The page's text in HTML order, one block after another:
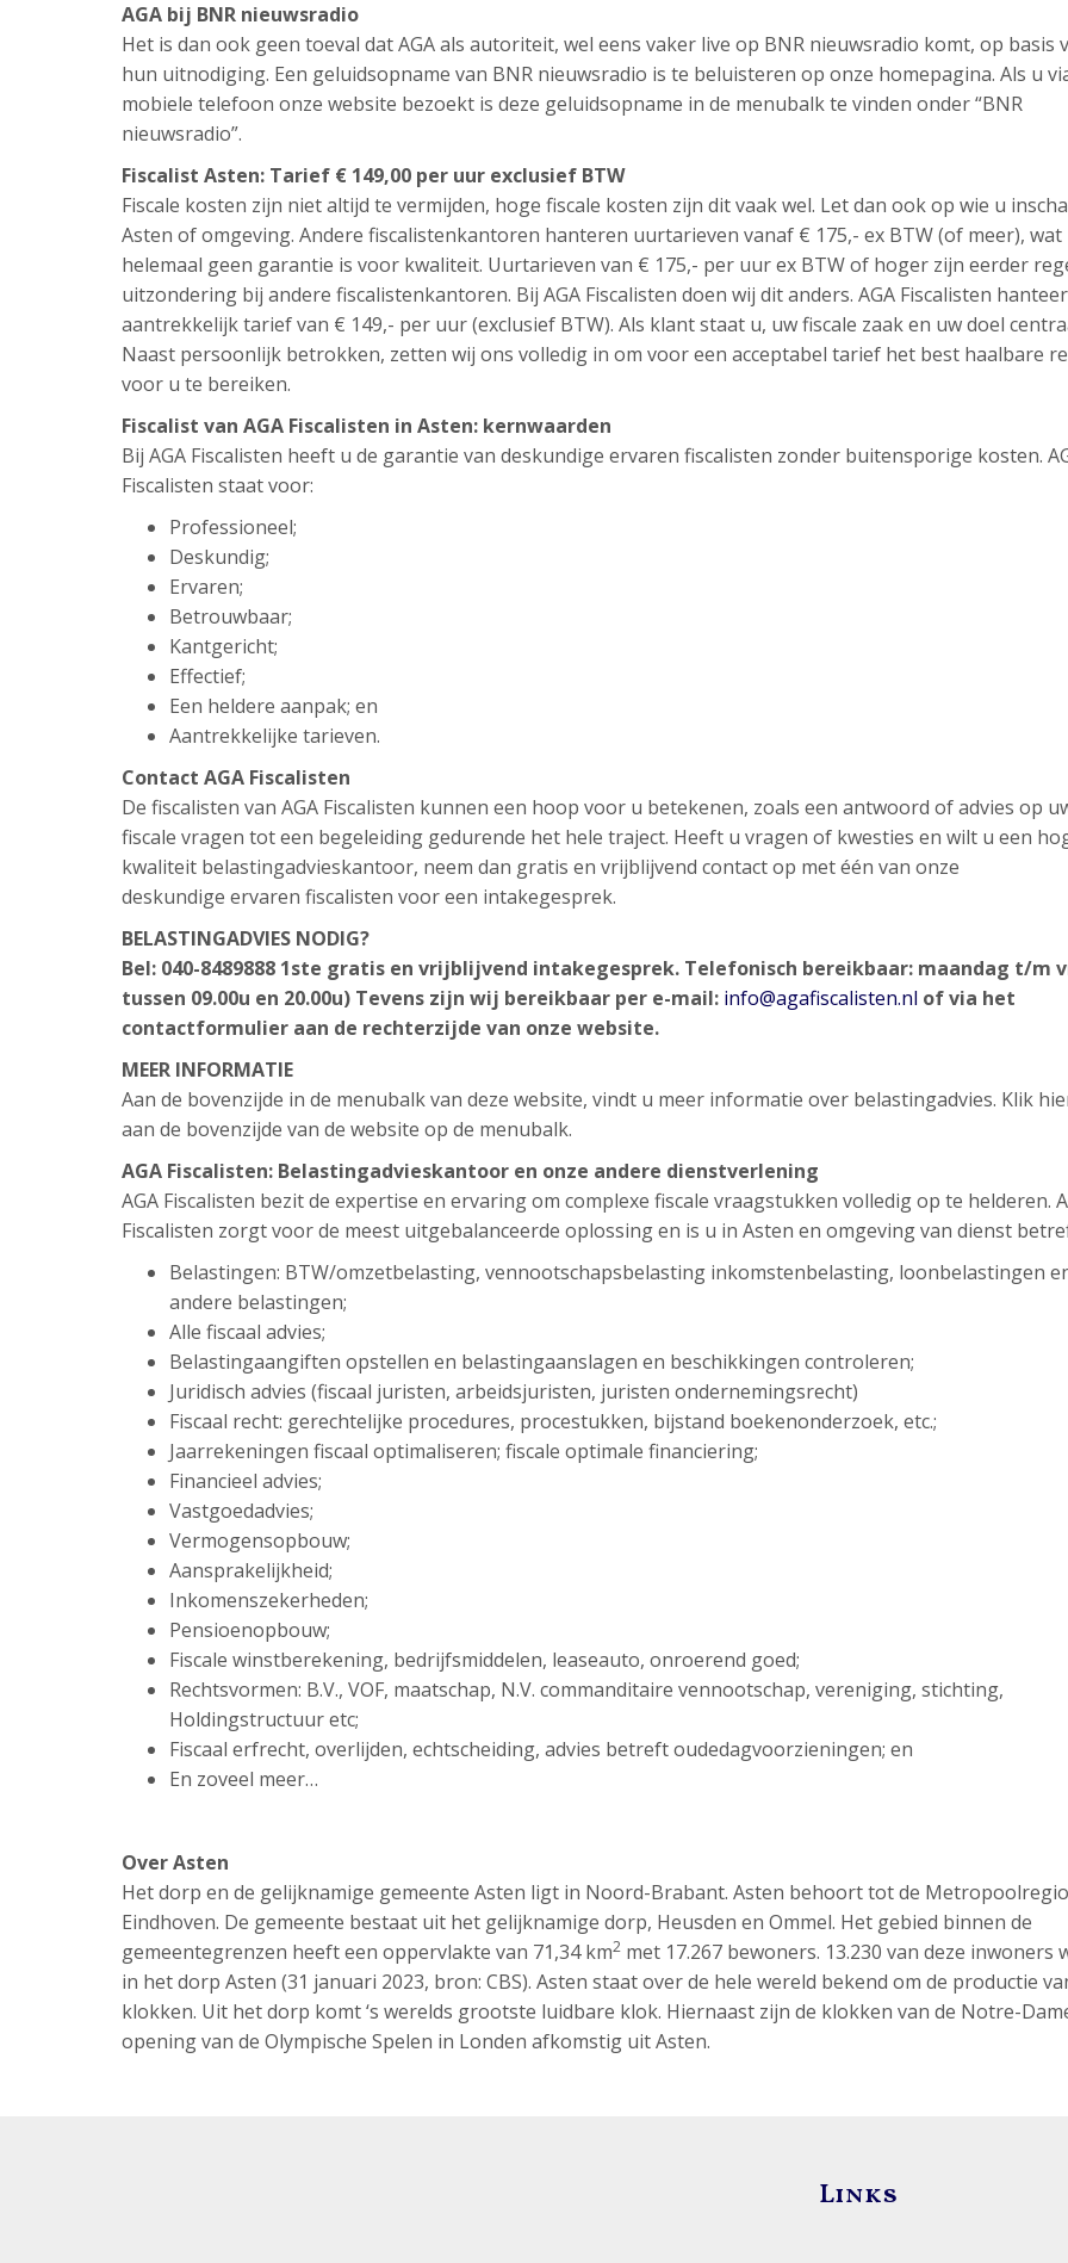
AGA bij BNR nieuwsradio
Het is dan ook geen toeval dat AGA als autoriteit, wel eens vaker live op BNR nieuwsradio komt, op basis
hun uitnodiging. Een geluidsopname van BNR nieuwsradio is te beluisteren op onze homepagina. Als u
mobiele telefoon onze website bezoekt is deze geluidsopname in de menubalk te vinden onder “BNR
nieuwsradio”.
Fiscalist Asten: Tarief € 149,00 per uur exclusief BTW
Fiscale kosten zijn niet altijd te vermijden, hoge fiscale kosten zijn dit vaak wel. Let dan ook op wie u
Asten of omgeving. Andere fiscalistenkantoren hanteren uurtarieven vanaf € 175,- ex BTW (of meer), wat
helemaal geen garantie is voor kwaliteit. Uurtarieven van € 175,- per uur ex BTW of hoger zijn eerder
uitzondering bij andere fiscalistenkantoren. Bij AGA Fiscalisten doen wij dit anders. AGA Fiscalisten
aantrekkelijk tarief van € 149,- per uur (exclusief BTW). Als klant staat u, uw fiscale zaak en uw doel
Naast persoonlijk betrokken, zetten wij ons volledig in om voor een acceptabel tarief het best haalbare
voor u te bereiken.
Fiscalist van AGA Fiscalisten in Asten: kernwaarden
Bij AGA Fiscalisten heeft u de garantie van deskundige ervaren fiscalisten zonder buitensporige kosten.
Fiscalisten staat voor:
Professioneel;
Deskundig;
Ervaren;
Betrouwbaar;
Kantgericht;
Effectief;
Een heldere aanpak; en
Aantrekkelijke tarieven.
Contact AGA Fiscalisten
De fiscalisten van AGA Fiscalisten kunnen een hoop voor u betekenen, zoals een antwoord of advies op
fiscale vragen tot een begeleiding gedurende het hele traject. Heeft u vragen of kwesties en wilt u een
kwaliteit belastingadvieskantoor, neem dan gratis en vrijblijvend contact op met één van onze
deskundige ervaren fiscalisten voor een intakegesprek.
BELASTINGADVIES NODIG?
Bel: 040-8489888 1ste gratis en vrijblijvend intakegesprek. Telefonisch bereikbaar: maandag t/m
tussen 09.00u en 20.00u) Tevens zijn wij bereikbaar per e-mail: info@agafiscalisten.nl of via het
contactformulier aan de rechterzijde van onze website.
MEER INFORMATIE
Aan de bovenzijde in de menubalk van deze website, vindt u meer informatie over belastingadvies. Klik
aan de bovenzijde van de website op de menubalk.
AGA Fiscalisten: Belastingadvieskantoor en onze andere dienstverlening
AGA Fiscalisten bezit de expertise en ervaring om complexe fiscale vraagstukken volledig op te helderen.
Fiscalisten zorgt voor de meest uitgebalanceerde oplossing en is u in Asten en omgeving van dienst
Belastingen: BTW/omzetbelasting, vennootschapsbelasting inkomstenbelasting, loonbelastingen
andere belastingen;
Alle fiscaal advies;
Belastingaangiften opstellen en belastingaanslagen en beschikkingen controleren;
Juridisch advies (fiscaal juristen, arbeidsjuristen, juristen ondernemingsrecht)
Fiscaal recht: gerechtelijke procedures, procestukken, bijstand boekenonderzoek, etc.;
Jaarrekeningen fiscaal optimaliseren; fiscale optimale financiering;
Financieel advies;
Vastgoedadvies;
Vermogensopbouw;
Aansprakelijkheid;
Inkomenszekerheden;
Pensioenopbouw;
Fiscale winstberekening, bedrijfsmiddelen, leaseauto, onroerend goed;
Rechtsvormen: B.V., VOF, maatschap, N.V. commanditaire vennootschap, vereniging, stichting,
Holdingstructuur etc;
Fiscaal erfrecht, overlijden, echtscheiding, advies betreft oudedagvoorzieningen; en
En zoveel meer…
Over Asten
Het dorp en de gelijknamige gemeente Asten ligt in Noord-Brabant. Asten behoort tot de Metropoolregio
Eindhoven. De gemeente bestaat uit het gelijknamige dorp, Heusden en Ommel. Het gebied binnen de
gemeentegrenzen heeft een oppervlakte van 71,34 km2 met 17.267 bewoners. 13.230 van deze inwoners
in het dorp Asten (31 januari 2023, bron: CBS). Asten staat over de hele wereld bekend om de productie
klokken. Uit het dorp komt ‘s werelds grootste luidbare klok. Hiernaast zijn de klokken van de Notre-
opening van de Olympische Spelen in Londen afkomstig uit Asten.
Links